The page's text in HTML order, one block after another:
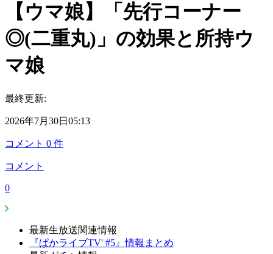
【ウマ娘】「先行コーナー
◎(二重丸)」の効果と所持ウ
マ娘
最終更新:
2026年7月30日05:13
コメント 0 件
コメント
0
最新生放送関連情報
『ぱかライブTV' #5』情報まとめ